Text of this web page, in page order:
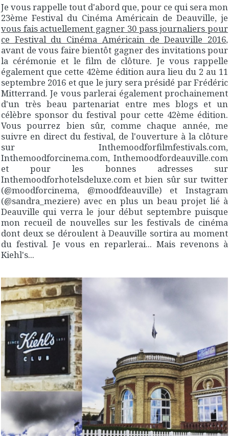
Je vous rappelle tout d'abord que, pour ce qui sera mon
23ème Festival du Cinéma Américain de Deauville, je
vous fais actuellement gagner 30 pass journaliers pour
ce Festival du Cinéma Américain de Deauville 2016,
avant de vous faire bientôt gagner des invitations pour
la cérémonie et le film de clôture. Je vous rappelle
également que cette 42ème édition aura lieu du 2 au 11
septembre 2016 et que le jury sera présidé par Frédéric
Mitterrand. Je vous parlerai également prochainement
d'un très beau partenariat entre mes blogs et un
célèbre sponsor du festival pour cette 42ème édition.
Vous pourrez bien sûr, comme chaque année, me
suivre en direct du festival, de l'ouverture à la clôture
sur Inthemoodforfilmfestivals.com,
Inthemoodforcinema.com, Inthemoodfordeauville.com
et pour les bonnes adresses sur
Inthemoodforhotelsdeluxe.com et bien sûr sur twitter
(@moodforcinema, @moodfdeauville) et Instagram
(@sandra_meziere) avec en plus un beau projet lié à
Deauville qui verra le jour début septembre puisque
mon recueil de nouvelles sur les festivals de cinéma
dont deux se déroulent à Deauville sortira au moment
du festival. Je vous en reparlerai... Mais revenons à
Kiehl's...